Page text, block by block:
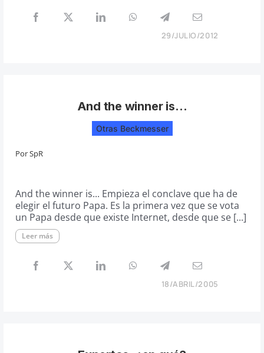
29/JULIO/2012
And the winner is…
Otras Beckmesser
PorSpR
And the winner is... Empieza el conclave que ha de
elegir el futuro Papa. Es la primera vez que se vota
un Papa desde que existe Internet, desde que se [...]
Leer más
18/ABRIL/2005